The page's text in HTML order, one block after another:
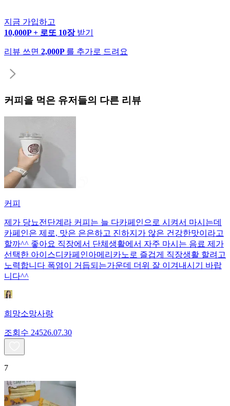
지금 가입하고
10,000P + 로또 10장 받기
리뷰 쓰면 2,000P 를 추가로 드려요
커피 을 먹은 유저들의 다른 리뷰
커피
제가 당뇨전단계라 커피는 늘 다카페인으로 시켜서 마시는데
카페인은 제로, 맛은 은은하고 진하지가 않은 건강한맛이라고
할까^^ 좋아요 직장에서 단체생활에서 자주 마시는 음료 제가
선택한 아이스디카페인아메리카노로 즐겁게 직장생활 할려고
노력합니다 폭염이 거듭되는가운데 더위 잘 이겨내시기 바랍
니다^^
희망소망사랑
조회수 24526.07.30
7